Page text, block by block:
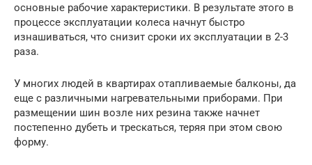
основные рабочие характеристики. В результате этого в
процессе эксплуатации колеса начнут быстро
изнашиваться, что снизит сроки их эксплуатации в 2-3
раза.
У многих людей в квартирах отапливаемые балконы, да
еще с различными нагревательными приборами. При
размещении шин возле них резина также начнет
постепенно дубеть и трескаться, теряя при этом свою
форму.